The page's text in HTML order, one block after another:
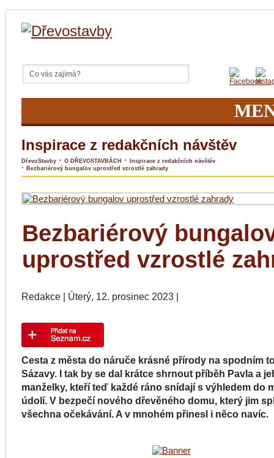
Inspirace z redakčních návštěv
DřevoStavby › O DŘEVOSTAVBÁCH ›
Inspirace z redakčních návštěv
›
Bezbariérový bungalov uprostřed vzrostlé zahrady
Bezbariérový
uprostřed vzrostlé
Redakce | Úterý, 12. prosinec 2023 |
Cesta z města do náruče krásné přírody na spodním
Sázavy. I tak by se dal krátce shrnout příběh Pavla a
manželky, kteří teď každé ráno snídají s výhledem do
údolí. V bezpečí nového dřevěného domu, který jim
všechna očekávání. A v mnohém přinesl i něco navíc.